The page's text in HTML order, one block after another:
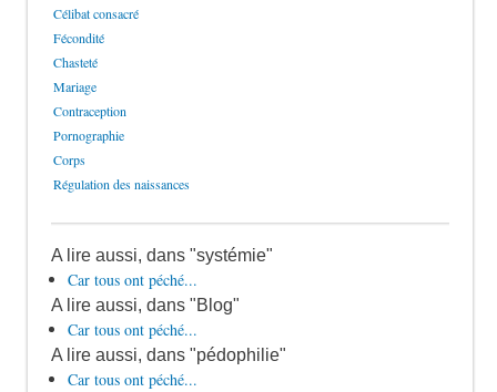
Célibat consacré
Fécondité
Chasteté
Mariage
Contraception
Pornographie
Corps
Régulation des naissances
A lire aussi, dans "systémie"
Car tous ont péché...
A lire aussi, dans "Blog"
Car tous ont péché...
A lire aussi, dans "pédophilie"
Car tous ont péché...